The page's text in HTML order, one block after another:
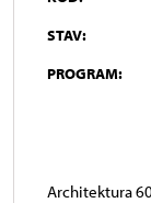
STAV:
PROGRAM:
Architektura